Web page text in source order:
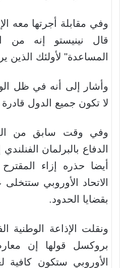
وفي مقابلة أجرتها معه
قال نينيستو إنه من
المساعدة" لأولئك الذين
وأشار إلى أنه في ظل
لا تكون جميع الدول
وفي وقت سابق من
الدفاع بالبرلمان
أيضا حذره إزاء
الاتحاد الأوروبي
بقضايا الحدود.
ونقلت الإذاعة الوطنية
بروكسل قولها إن
الأوروبي ستكون كافية